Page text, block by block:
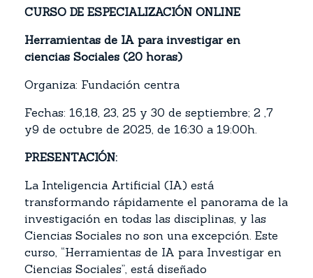
CURSO DE ESPECIALIZACIÓN ONLINE
Herramientas de IA para investigar en
ciencias Sociales (20 horas)
Organiza: Fundación centra
Fechas: 16,18, 23, 25 y 30 de septiembre; 2 ,7
y9 de octubre de 2025, de 16:30 a 19:00h.
PRESENTACIÓN:
La Inteligencia Artificial (IA) está
transformando rápidamente el panorama de la
investigación en todas las disciplinas, y las
Ciencias Sociales no son una excepción. Este
curso, “Herramientas de IA para Investigar en
Ciencias Sociales”, está diseñado